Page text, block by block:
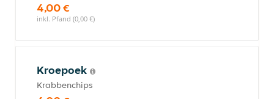
4,00 €
inkl. Pfand (0,00 €)
Kroepoek
Krabbenchips